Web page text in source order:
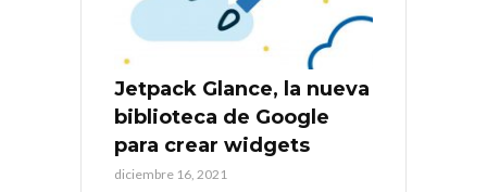
Jetpack Glance, la nueva
biblioteca de Google
para crear widgets
diciembre 16, 2021